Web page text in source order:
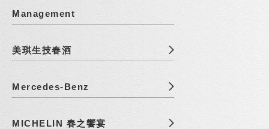
Management
美琪生技春酒
Mercedes-Benz
MICHELIN 春之饗宴